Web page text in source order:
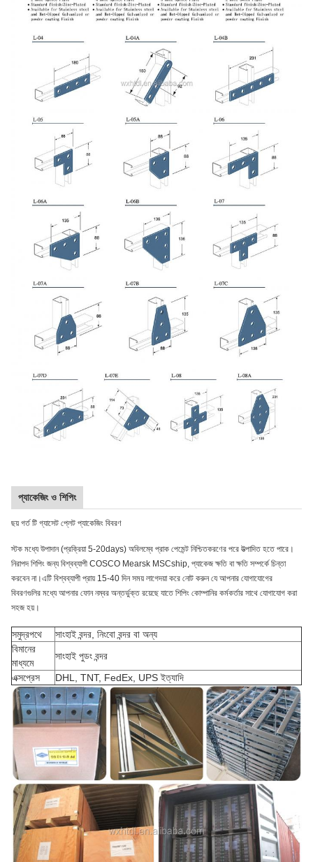
প্যাকেজিং ও শিপিং
ছয় গর্ত টি গ্যাসেট প্লেট প্যাকেজিং বিবরণ
স্টক মধ্যে উপাদান (প্রক্রিয়া 5-20days) অবিলম্বে প্রাক পেমেন্ট নিশ্চিতকরণের পরে উত্পাদিত হতে পারে।
নিরাপদ শিপিং জন্য বিশ্বব্যাপী COSCO Mearsk MSCship, প্যাকেজ ক্ষতি বা ক্ষতি সম্পর্কে চিন্তা
করবেন না।এটি বিশ্বব্যাপী প্রায় 15-40 দিন সময় লাগেদয়া করে নোট করুন যে আপনার যোগাযোগের
বিবরণগুলির মধ্যে আপনার ফোন নম্বর অন্তর্ভুক্ত রয়েছে যাতে শিপিং কোম্পানির কর্মকর্তার সাথে যোগাযোগ করা
সহজ হয়।
সমুদ্রপথে
সাংহাই বন্দর, নিংবো বন্দর বা অন্য
বিমানের
মাধ্যমে
সাংহাই পুডং বন্দর
এক্সপ্রেস
DHL, TNT, FedEx, UPS ইত্যাদি